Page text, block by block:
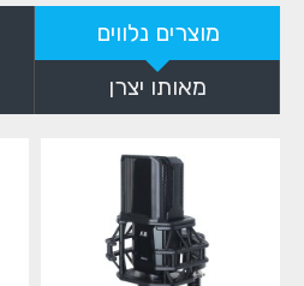
מוצרים נלווים
מאותו יצרן